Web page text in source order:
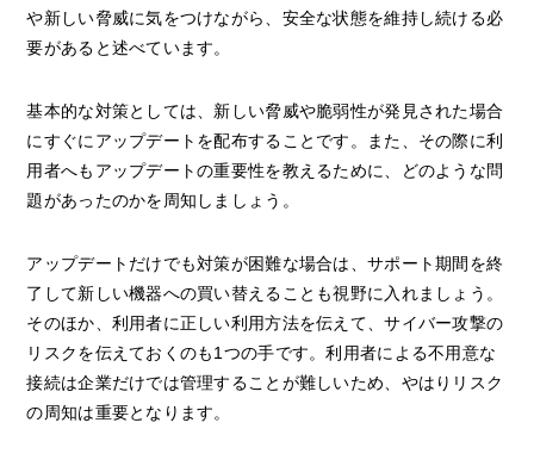
や新しい脅威に気をつけながら、安全な状態を維持し続ける必
要があると述べています。
基本的な対策としては、新しい脅威や脆弱性が発見された場合
にすぐにアップデートを配布することです。また、その際に利
用者へもアップデートの重要性を教えるために、どのような問
題があったのかを周知しましょう。
アップデートだけでも対策が困難な場合は、サポート期間を終
了して新しい機器への買い替えることも視野に入れましょう。
そのほか、利用者に正しい利用方法を伝えて、サイバー攻撃の
リスクを伝えておくのも1つの手です。利用者による不用意な
接続は企業だけでは管理することが難しいため、やはりリスク
の周知は重要となります。